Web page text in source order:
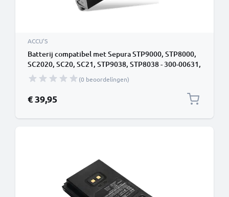
ACCU'S
Batterij compatibel met Sepura STP9000, STP8000,
SC2020, SC20, SC21, STP9038, STP8038 - 300-00631,
300-00634, 300-00635 1880mAh vervangende accu
reservebatterij extra energie
(0 beoordelingen)
€ 39,95